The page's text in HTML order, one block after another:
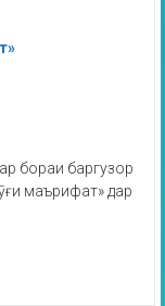
бораи баргузор
маърифат» дар